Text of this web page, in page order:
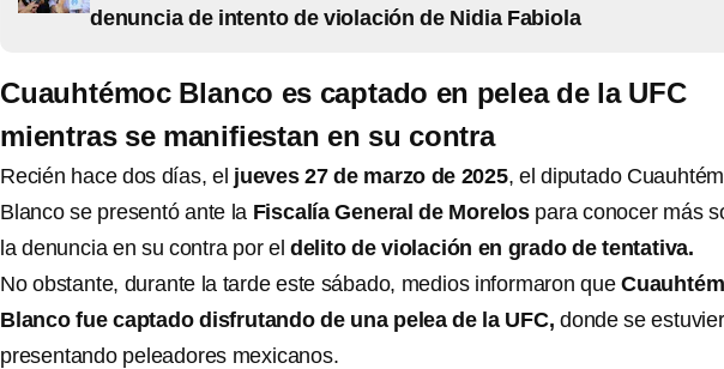
denuncia de intento de violación de Nidia Fabiola
Cuauhtémoc Blanco es captado en pelea de la UFC
mientras se manifiestan en su contra
Recién hace dos días, el jueves 27 de marzo de 2025, el diputado
Blanco se presentó ante la Fiscalía General de Morelos para conocer más
la denuncia en su contra por el delito de violación en grado de tentativa.
No obstante, durante la tarde este sábado, medios informaron que
Blanco fue captado disfrutando de una pelea de la UFC, donde se
presentando peleadores mexicanos.